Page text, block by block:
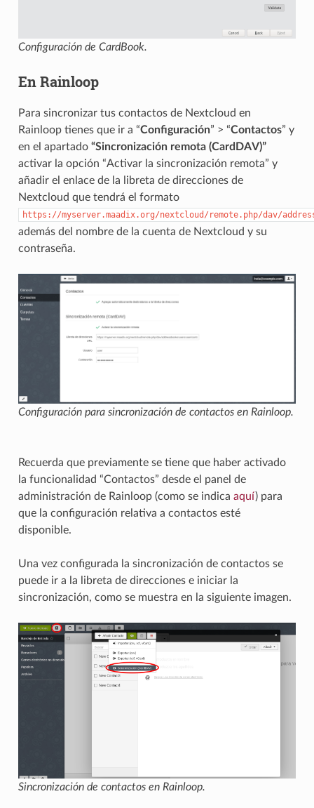
Configuración de CardBook.
En Rainloop
Para sincronizar tus contactos de Nextcloud en
Rainloop tienes que ir a “Configuración” > “Contactos” y
en el apartado “Sincronización remota (CardDAV)”
activar la opción “Activar la sincronización remota” y
añadir el enlace de la libreta de direcciones de
Nextcloud que tendrá el formato
https://myserver.maadix.org/nextcloud/remote.php/dav/
además del nombre de la cuenta de Nextcloud y su
contraseña.
Configuración para sincronización de contactos en Rainloop.
Recuerda que previamente se tiene que haber activado
la funcionalidad “Contactos” desde el panel de
administración de Rainloop (como se indica aquí) para
que la configuración relativa a contactos esté
disponible.
Una vez configurada la sincronización de contactos se
puede ir a la libreta de direcciones e iniciar la
sincronización, como se muestra en la siguiente imagen.
Sincronización de contactos en Rainloop.